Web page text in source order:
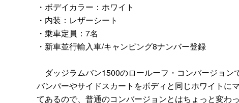
・ボデイカラー：ホワイト
・内装：レザーシート
・乗車定員：7名
・新車並行輸入車/キャンピング8ナンバー登録
ダッジラムバン1500のロールーフ・コンバージョンで
バンパーやサイドスカートをボディと同じホワイトに
てあるので、普通のコンバージョンとはちょっと変わ